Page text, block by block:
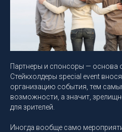
Партнеры и спонсоры — основа
Стейкхолдеры special event
организацию события, тем
возможности, а значит,
для зрителей.
Иногда вообще само